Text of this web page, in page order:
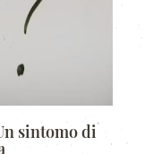
sintomo di